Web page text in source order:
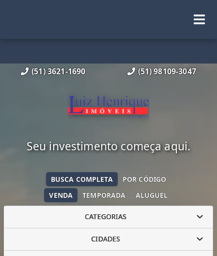
(51) 3621-1690 (51) 98109-3047
Seu investimento começa aqui.
VENDA TEMPORADA ALUGUEL
BUSCA COMPLETA POR CÓDIGO
CATEGORIAS
CIDADES